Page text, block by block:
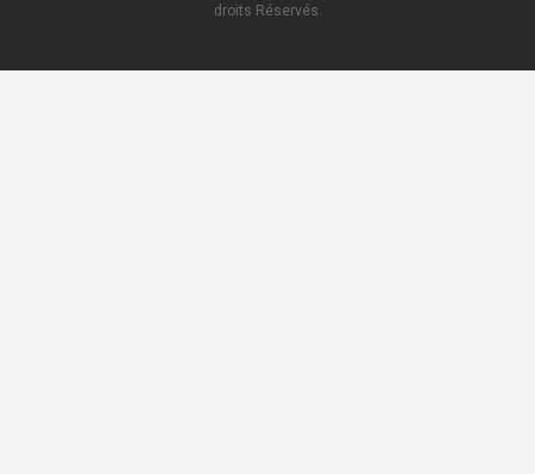
droits Réservés.